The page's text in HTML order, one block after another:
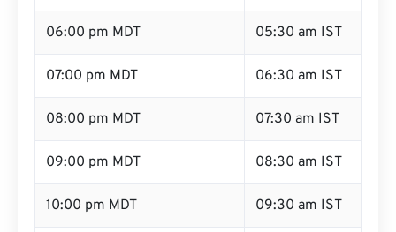
06:00 pm MDT 05:30 am IST
07:00 pm MDT 06:30 am IST
08:00 pm MDT 07:30 am IST
09:00 pm MDT 08:30 am IST
10:00 pm MDT 09:30 am IST